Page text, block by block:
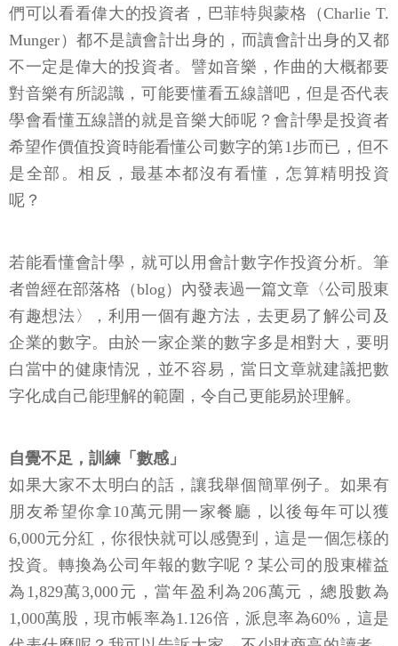
們可以看看偉大的投資者，巴菲特與蒙格（Charlie T.
Munger）都不是讀會計出身的，而讀會計出身的又都
不一定是偉大的投資者。譬如音樂，作曲的大概都要
對音樂有所認識，可能要懂看五線譜吧，但是否代表
學會看懂五線譜的就是音樂大師呢？會計學是投資者
希望作價值投資時能看懂公司數字的第1步而已，但不
是全部。相反，最基本都沒有看懂，怎算精明投資
呢？
若能看懂會計學，就可以用會計數字作投資分析。筆
者曾經在部落格（blog）內發表過一篇文章〈公司股東
有趣想法〉，利用一個有趣方法，去更易了解公司及
企業的數字。由於一家企業的數字多是相對大，要明
白當中的健康情況，並不容易，當日文章就建議把數
字化成自己能理解的範圍，令自己更能易於理解。
自覺不足，訓練「數感」
如果大家不太明白的話，讓我舉個簡單例子。如果有
朋友希望你拿10萬元開一家餐廳，以後每年可以獲
6,000元分紅，你很快就可以感覺到，這是一個怎樣的
投資。轉換為公司年報的數字呢？某公司的股東權益
為1,829萬3,000元，當年盈利為206萬元，總股數為
1,000萬股，現市帳率為1.126倍，派息率為60%，這是